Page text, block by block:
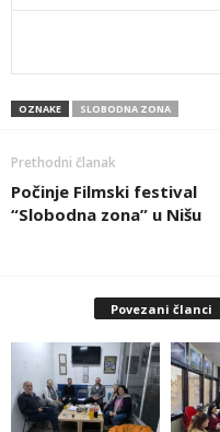
OZNAKE SLOBODNA ZONA
Prethodni članak
Počinje Filmski festival
“Slobodna zona” u Nišu
Povezani članci